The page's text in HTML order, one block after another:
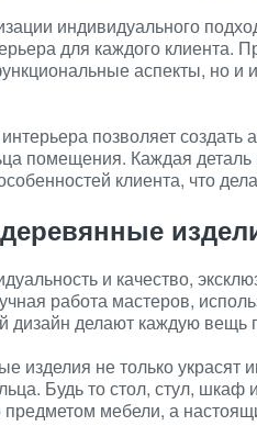
индивидуального
для каждого клиента.
аспекты, но и
позволяет создать
помещения. Каждая
клиента, что
и качество,
работа мастеров,
дизайн делают каждую вещь
изделия не только украсят
Будь то стол, стул,
предметом мебели, а